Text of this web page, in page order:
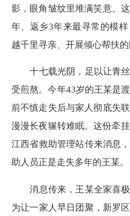
影，眼角皱纹里堆满笑意。
年、返乡3年来最寻常的模
越千里寻亲、开展倾心帮扶的
十七载光阴，足以让青丝
受煎熬。今年43岁的王某是
前不慎走失后与家人彻底失
漫漫长夜辗转难眠。这份牵
江西省救助管理站传来消息
助人员正是走失多年的王某。
消息传来，王某全家喜极
为让一家人早日团聚，新罗